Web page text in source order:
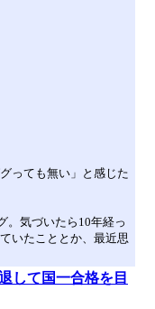
っても無い」と感じた
。気づいたら10年経っ
いたこととか、最近思
して国一合格を目